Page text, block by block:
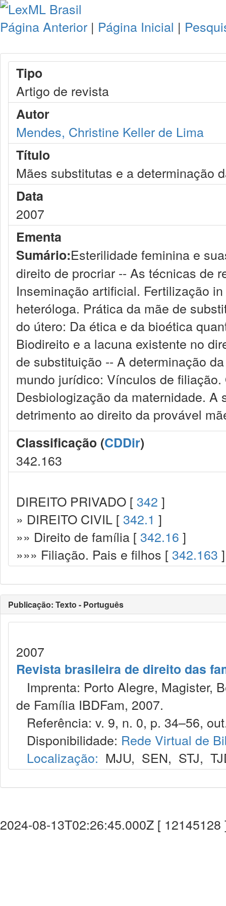
Página Anterior | Página Inicial |
Tipo
Artigo de revista
Autor
Mendes, Christine Keller de Lima
Título
Mães substitutas e a determinação
Data
2007
Ementa
Sumário:Esterilidade feminina e
direito de procriar -- As técnicas de
Inseminação artificial. Fertilização
heteróloga. Prática da mãe de
do útero: Da ética e da bioética
Biodireito e a lacuna existente no
de substituição -- A determinação
mundo jurídico: Vínculos de
Desbiologização da maternidade.
detrimento ao direito da provável
Classificação (CDDir)
342.163
DIREITO PRIVADO [ 342 ]
» DIREITO CIVIL [ 342.1 ]
»» Direito de família [ 342.16 ]
»»» Filiação. Pais e filhos [ 342.163 ]
Publicação: Texto - Português
2007
Revista brasileira de direito das
Imprenta: Porto Alegre, Magister,
de Família IBDFam, 2007.
Referência: v. 9, n. 0, p. 34–56,
Disponibilidade: Rede Virtual de
Localização: MJU, SEN, STJ,
2024-08-13T02:26:45.000Z [ 12145128